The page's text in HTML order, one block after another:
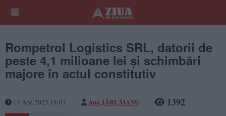
Rompetrol Logistics SRL, datorii de
peste 4,1 milioane lei și schimbări
majore în actul constitutiv
17 Apr, 2025 18:07 Ana JĂRLĂIANU 1392